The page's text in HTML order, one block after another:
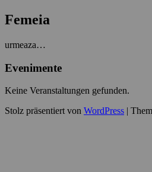
Femeia
urmeaza…
Evenimente
Keine Veranstaltungen gefunden.
Stolz präsentiert von WordPress |